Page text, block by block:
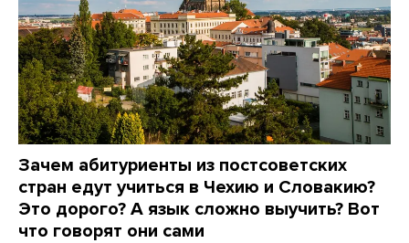
Зачем абитуриенты из постсоветских
стран едут учиться в Чехию и Словакию?
Это дорого? А язык сложно выучить? Вот
что говорят они сами